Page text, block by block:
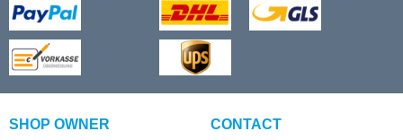
SHOP OWNER CONTACT